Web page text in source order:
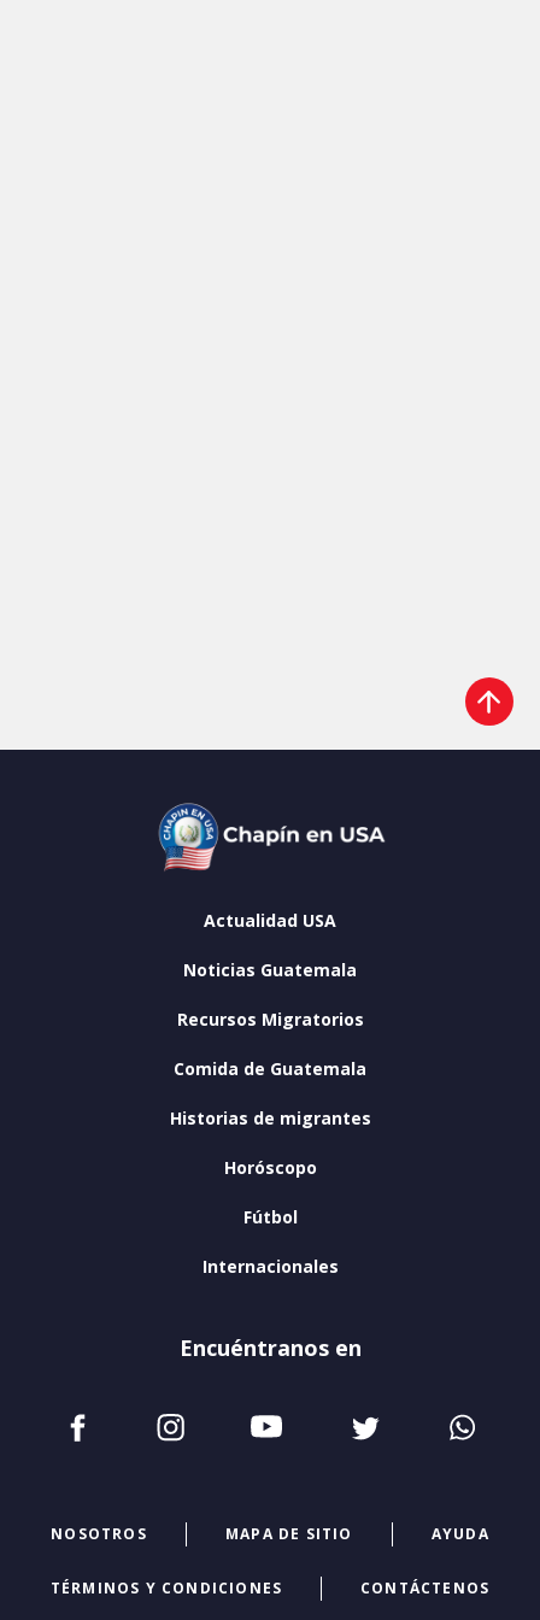
Actualidad USA
Noticias Guatemala
Recursos Migratorios
Comida de Guatemala
Historias de migrantes
Horóscopo
Fútbol
Internacionales
Encuéntranos en
NOSOTROS MAPA DE SITIO AYUDA
TÉRMINOS Y CONDICIONES CONTÁCTENOS